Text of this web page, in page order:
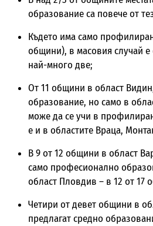
образование са повече от
Където има само
общини), в масовия случай е
най-много две;
От 11 общини в област
образование, но само в
може да се учи в
е и в областите Враца,
В 9 от 12 общини в област
само професионално
област Пловдив – в 12 от 17
Четири от девет общини в
предлагат средно